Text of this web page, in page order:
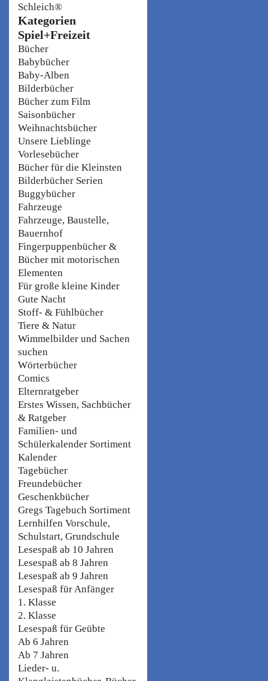
Schleich®
Kategorien
Spiel+Freizeit
Bücher
Babybücher
Baby-Alben
Bilderbücher
Bücher zum Film
Saisonbücher
Weihnachtsbücher
Unsere Lieblinge
Vorlesebücher
Bücher für die Kleinsten
Bilderbücher Serien
Buggybücher
Fahrzeuge
Fahrzeuge, Baustelle,
Bauernhof
Fingerpuppenbücher &
Bücher mit motorischen
Elementen
Für große kleine Kinder
Gute Nacht
Stoff- & Fühlbücher
Tiere & Natur
Wimmelbilder und Sachen
suchen
Wörterbücher
Comics
Elternratgeber
Erstes Wissen, Sachbücher
& Ratgeber
Familien- und
Schülerkalender Sortiment
Kalender
Tagebücher
Freundebücher
Geschenkbücher
Gregs Tagebuch Sortiment
Lernhilfen Vorschule,
Schulstart, Grundschule
Lesespaß ab 10 Jahren
Lesespaß ab 8 Jahren
Lesespaß ab 9 Jahren
Lesespaß für Anfänger
1. Klasse
2. Klasse
Lesespaß für Geübte
Ab 6 Jahren
Ab 7 Jahren
Lieder- u.